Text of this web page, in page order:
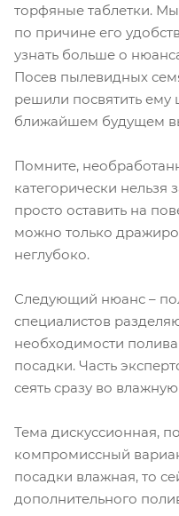
торфяные таблетки.
по причине его
узнать больше о
Посев пылевидных
решили посвятить ему
ближайшем будущем
Помните,
категорически нельзя
просто оставить на
можно только
неглубоко.
Следующий нюанс –
специалистов
необходимости
посадки. Часть
сеять сразу во
Тема дискуссионная,
компромиссный
посадки влажная, то
дополнительного